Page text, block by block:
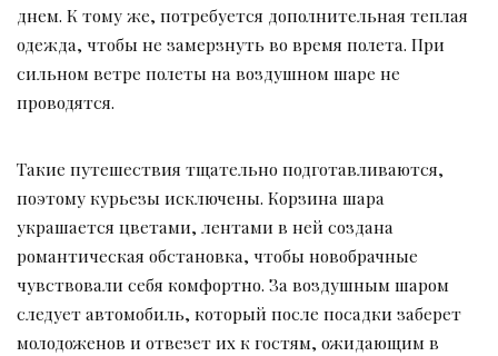
днем. К тому же, потребуется дополнительная теплая
одежда, чтобы не замерзнуть во время полета. При
сильном ветре полеты на воздушном шаре не
проводятся.
Такие путешествия тщательно подготавливаются,
поэтому курьезы исключены. Корзина шара
украшается цветами, лентами в ней создана
романтическая обстановка, чтобы новобрачные
чувствовали себя комфортно. За воздушным шаром
следует автомобиль, который после посадки заберет
молодоженов и отвезет их к гостям, ожидающим в